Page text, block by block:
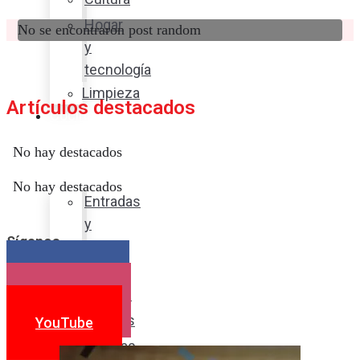
Hogar
y
tecnología
Limpieza
Cocina
sabor
Entradas
y
Postres
Bebidas
No se encontraron post random
Artículos destacados
No hay destacados
No hay destacados
Síganos
YouTube